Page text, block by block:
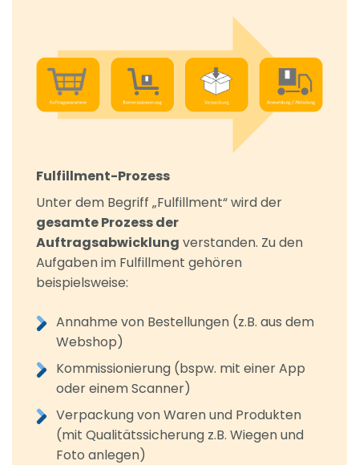
Fulfillment-Prozess
Unter dem Begriff „Fulfillment“ wird der
gesamte Prozess der
Auftragsabwicklung verstanden. Zu den
Aufgaben im Fulfillment gehören
beispielsweise:
Annahme von Bestellungen (z.B. aus dem
Webshop)
Kommissionierung (bspw. mit einer App
oder einem Scanner)
Verpackung von Waren und Produkten
(mit Qualitätssicherung z.B. Wiegen und
Foto anlegen)